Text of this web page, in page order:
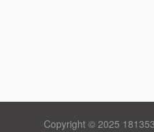
Copyright © 2025